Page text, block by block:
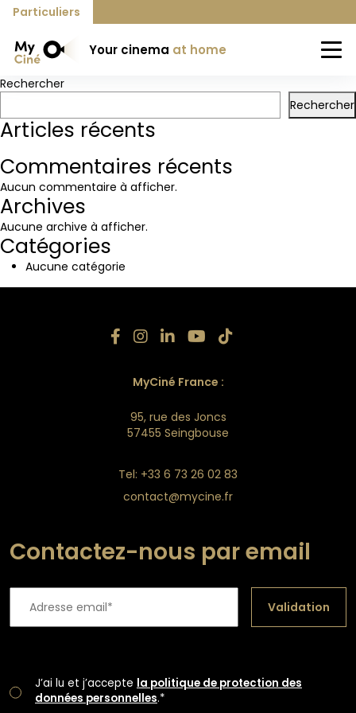
Particuliers
Your cinema at home
Previous: Chez Gregory
Chez Claude
Rechercher
Rechercher
Articles récents
Commentaires récents
Aucun commentaire à afficher.
Archives
Aucune archive à afficher.
Catégories
Aucune catégorie
MyCiné France :
95, rue des Joncs
57455 Seingbouse
Tel: +33 6 73 26 02 83
contact@mycine.fr
Contactez-nous par email
Validation
J’ai lu et j’accepte la politique de protection des
données personnelles.*